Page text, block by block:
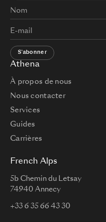
Athena
À propos de nous
Nous contacter
Services
Guides
Carrières
French Alps
5b Chemin du Letsay
74940 Annecy
+33 6 35 66 43 30
S'abonner